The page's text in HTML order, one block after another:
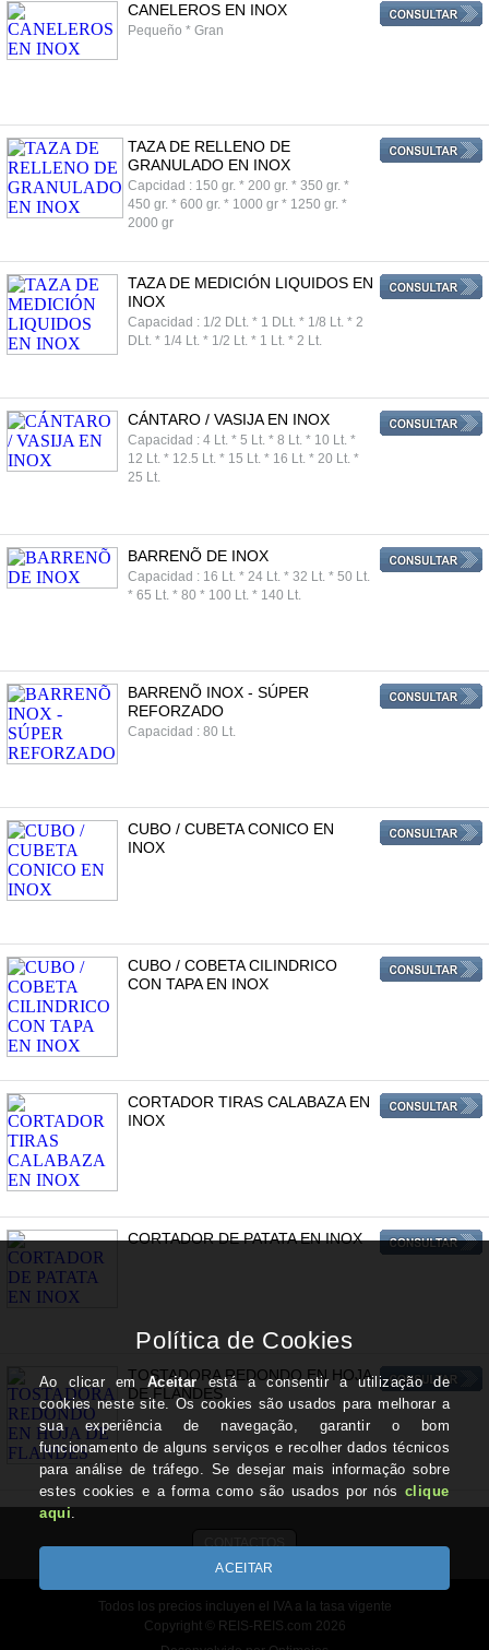
CANELEROS EN INOX
Pequeño * Gran
TAZA DE RELLENO DE
GRANULADO EN INOX
Capcidad : 150 gr. * 200 gr. * 350 gr. *
450 gr. * 600 gr. * 1000 gr * 1250 gr. *
2000 gr
TAZA DE MEDICIÓN LIQUIDOS EN
INOX
Capacidad : 1/2 DLt. * 1 DLt. * 1/8 Lt. * 2
DLt. * 1/4 Lt. * 1/2 Lt. * 1 Lt. * 2 Lt.
CÁNTARO / VASIJA EN INOX
Capacidad : 4 Lt. * 5 Lt. * 8 Lt. * 10 Lt. *
12 Lt. * 12.5 Lt. * 15 Lt. * 16 Lt. * 20 Lt. *
25 Lt.
BARRENÕ DE INOX
Capacidad : 16 Lt. * 24 Lt. * 32 Lt. * 50 Lt.
* 65 Lt. * 80 * 100 Lt. * 140 Lt.
BARRENÕ INOX - SÚPER
REFORZADO
Capacidad : 80 Lt.
CUBO / CUBETA CONICO EN
INOX
CUBO / COBETA CILINDRICO
CON TAPA EN INOX
CORTADOR TIRAS CALABAZA EN
INOX
CORTADOR DE PATATA EN INOX
TOSTADORA REDONDO EN HOJA
DE FLANDES
CONTACTOS
Todos los precios incluyen el IVA a la tasa vigente
Copyright © REIS-REIS.com 2026